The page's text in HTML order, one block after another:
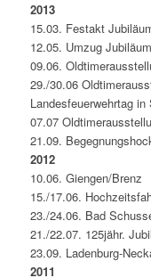
2013
15.03. Festakt
12.05. Umzug
09.06.
29./30.06
Landesfeuerwehrtag in
07.07
21.09.
2012
10.06. Giengen/Brenz
15./17.06.
23./24.06. Bad
21./22.07. 125jähr.
23.09. Ladenburg-
2011